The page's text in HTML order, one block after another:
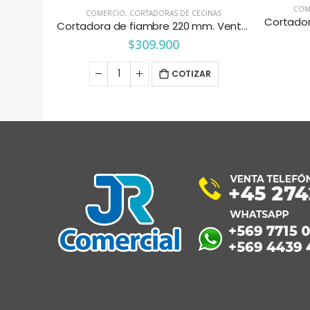
COMERCIO, CORTADORAS DE CECINAS
Cortadora de fiambre 220 mm. Ventus
$309.900
COTIZAR